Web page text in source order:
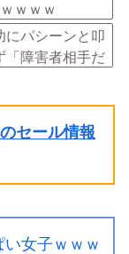
ｗｗｗ
にパシーンと叩
「障害者相手だ
セール情報
い女子ｗｗｗ